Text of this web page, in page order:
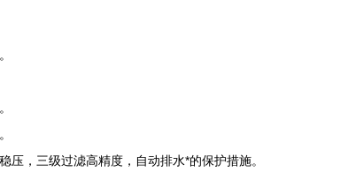
，三级过滤高精度，自动排水*的保护措施。